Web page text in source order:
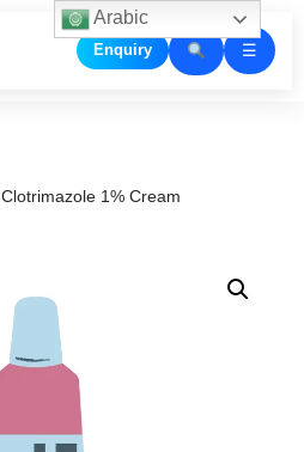
Enquiry ☰
Clotrimazole 1% Cream
Arabic